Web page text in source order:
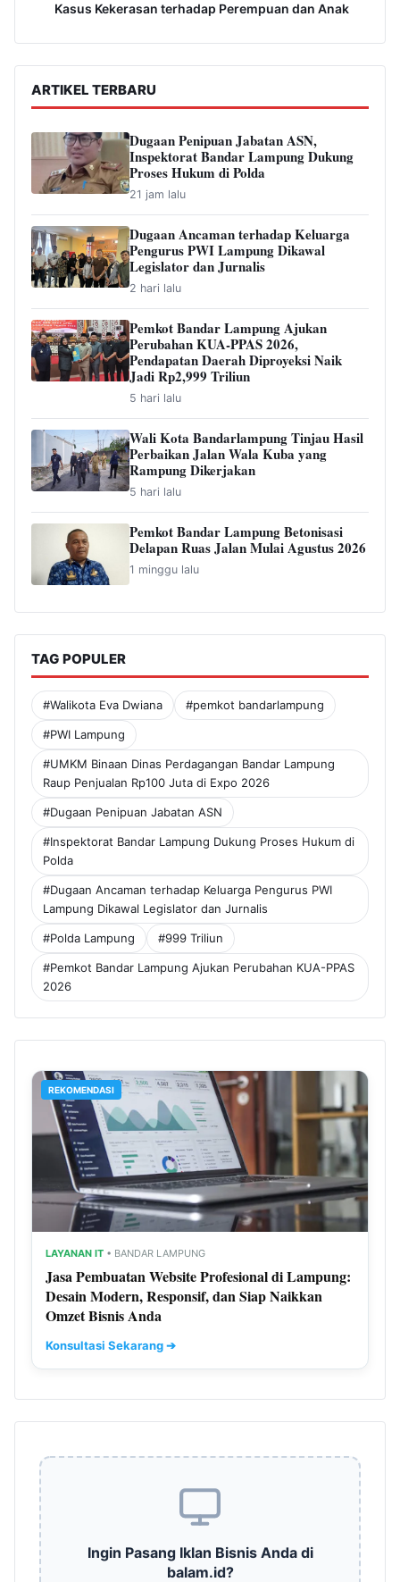
Kasus Kekerasan terhadap Perempuan dan Anak
ARTIKEL TERBARU
Dugaan Penipuan Jabatan ASN,
Inspektorat Bandar Lampung Dukung
Proses Hukum di Polda
21 jam lalu
Dugaan Ancaman terhadap Keluarga
Pengurus PWI Lampung Dikawal
Legislator dan Jurnalis
2 hari lalu
Pemkot Bandar Lampung Ajukan
Perubahan KUA-PPAS 2026,
Pendapatan Daerah Diproyeksi Naik
Jadi Rp2,999 Triliun
5 hari lalu
Wali Kota Bandarlampung Tinjau Hasil
Perbaikan Jalan Wala Kuba yang
Rampung Dikerjakan
5 hari lalu
Pemkot Bandar Lampung Betonisasi
Delapan Ruas Jalan Mulai Agustus 2026
1 minggu lalu
TAG POPULER
#Walikota Eva Dwiana #pemkot bandarlampung
#PWI Lampung
#UMKM Binaan Dinas Perdagangan Bandar Lampung
Raup Penjualan Rp100 Juta di Expo 2026
#Dugaan Penipuan Jabatan ASN
#Inspektorat Bandar Lampung Dukung Proses Hukum di
Polda
#Dugaan Ancaman terhadap Keluarga Pengurus PWI
Lampung Dikawal Legislator dan Jurnalis
#Polda Lampung #999 Triliun
#Pemkot Bandar Lampung Ajukan Perubahan KUA-PPAS
2026
REKOMENDASI
LAYANAN IT • BANDAR LAMPUNG
Jasa Pembuatan Website Profesional di Lampung:
Desain Modern, Responsif, dan Siap Naikkan
Omzet Bisnis Anda
Konsultasi Sekarang ➔
Ingin Pasang Iklan Bisnis Anda di
balam.id?